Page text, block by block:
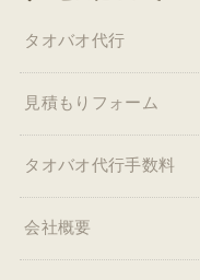
タオバオ代行
見積もりフォーム
タオバオ代行手数料
会社概要